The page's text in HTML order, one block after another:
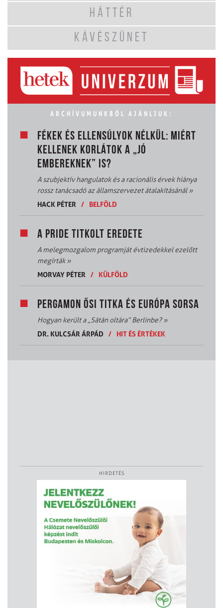
HÁTTÉR
KÁVÉSZÜNET
ARCHÍVUMUNKBÓL AJÁNLJUK:
FÉKEK ÉS ELLENSÚLYOK NÉLKÜL: MIÉRT
KELLENEK KORLÁTOK A „JÓ
EMBEREKNEK” IS?
A szubjektív hangulatok és a racionális érvek hiánya
rossz tanácsadó az államszervezet átalakításánál»
HACK PÉTER
/ BELFÖLD
A PRIDE TITKOLT EREDETE
A melegmozgalom programját évtizedekkel ezelőtt
megírták»
MORVAY PÉTER
/ KÜLFÖLD
PERGAMON ŐSI TITKA ÉS EURÓPA SORSA
Hogyan került a „Sátán oltára” Berlinbe?»
DR. KULCSÁR ÁRPÁD
/ HIT ÉS ÉRTÉKEK
HIRDETÉS